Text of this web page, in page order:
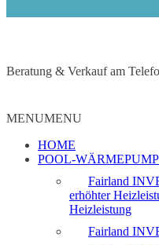
Beratung & Verkauf am
MENUMENU
HOME
POOL-
Fairland
erhöhter
Heizleistung
Fairland